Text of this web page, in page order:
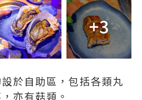
+3
於自助區，包括各類丸
亦有菇類。